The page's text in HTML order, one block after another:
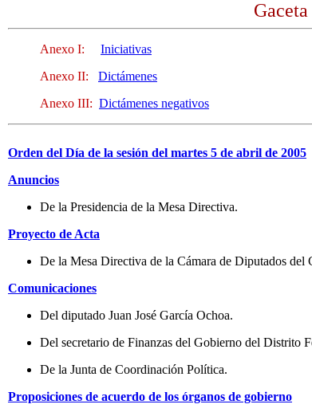
Anexo I:
Iniciativas
Anexo II:
Dictámenes
Anexo III: Dictámenes negativos
Orden del Día de la sesión del martes 5 de abril de 2005
Anuncios
De la Presidencia de la Mesa Directiva.
Proyecto de Acta
De la Mesa Directiva de la Cámara de Diputados del
Comunicaciones
Del diputado Juan José García Ochoa.
Del secretario de Finanzas del Gobierno del Distrito
De la Junta de Coordinación Política.
Proposiciones de acuerdo de los órganos de gobierno